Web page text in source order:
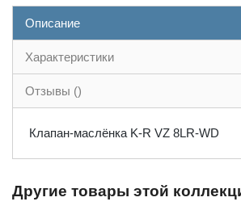
Описание
Характеристики
Отзывы ()
Клапан-маслёнка K-R VZ 8LR-WD
Другие товары этой